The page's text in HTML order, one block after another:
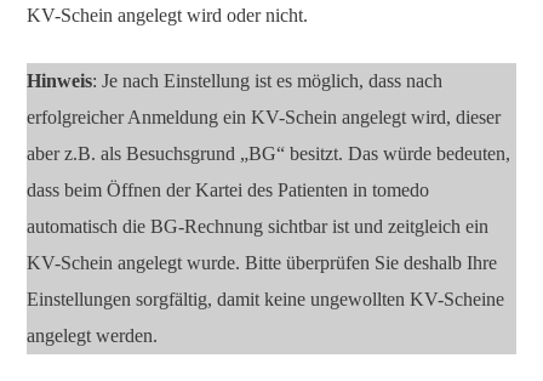
KV-Schein angelegt wird oder nicht.
Hinweis: Je nach Einstellung ist es möglich, dass nach
erfolgreicher Anmeldung ein KV-Schein angelegt wird, dieser
aber z.B. als Besuchsgrund „BG“ besitzt. Das würde bedeuten,
dass beim Öffnen der Kartei des Patienten in tomedo
automatisch die BG-Rechnung sichtbar ist und zeitgleich ein
KV-Schein angelegt wurde. Bitte überprüfen Sie deshalb Ihre
Einstellungen sorgfältig, damit keine ungewollten KV-Scheine
angelegt werden.